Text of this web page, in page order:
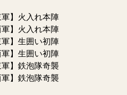
】火入れ本陣
】火入れ本陣
】生囲い初陣
】生囲い初陣
】鉄泡隊奇襲
】鉄泡隊奇襲